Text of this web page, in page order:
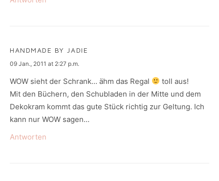
HANDMADE BY JADIE
says:
09 Jan., 2011 at 2:27 p.m.
WOW sieht der Schrank… ähm das Regal
toll aus!
Mit den Büchern, den Schubladen in der Mitte und dem
Dekokram kommt das gute Stück richtig zur Geltung. Ich
kann nur WOW sagen…
Antworten